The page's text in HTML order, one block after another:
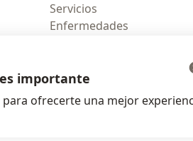
Servicios
Enfermedades
se abre en una
se abre en
importante
para ofrecerte una mejor